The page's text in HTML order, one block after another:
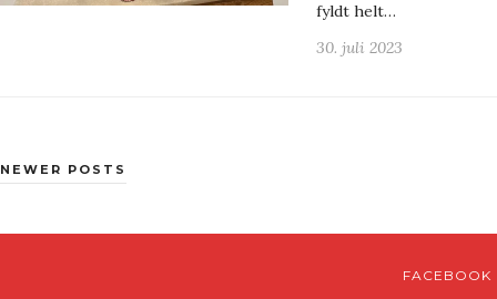
fyldt helt…
30. juli 2023
NEWER POSTS
FACEBOOK